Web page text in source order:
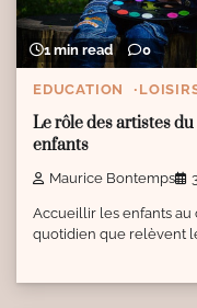
1 min read 0
EDUCATION
Le rôle des artistes
enfants
Maurice Bontemps
Accueillir les enfants au
quotidien que relèvent